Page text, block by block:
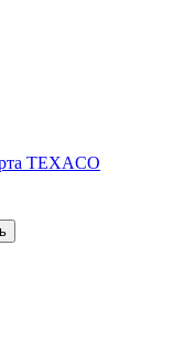
TEXACO